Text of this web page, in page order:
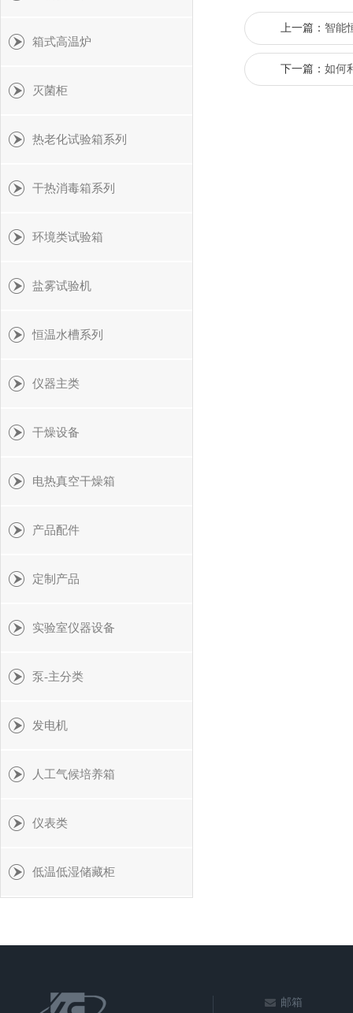
上一篇： 智能
下一篇： 如何
箱式高温炉
灭菌柜
热老化试验箱系列
干热消毒箱系列
环境类试验箱
盐雾试验机
恒温水槽系列
仪器主类
干燥设备
电热真空干燥箱
产品配件
定制产品
实验室仪器设备
泵-主分类
发电机
人工气候培养箱
仪表类
低温低湿储藏柜
邮箱